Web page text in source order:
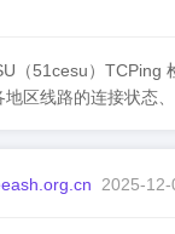
（51cesu）TCPing
区线路的连接状态
2025-